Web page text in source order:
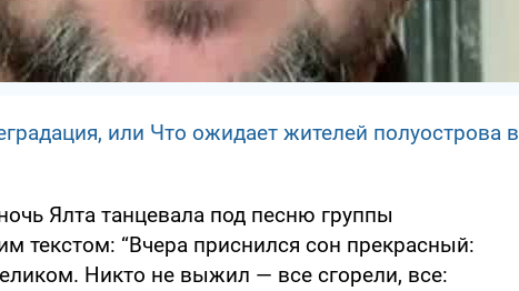
или Что ожидает жителей полуострова в
Ялта танцевала под песню группы
текстом: “Вчера приснился сон прекрасный:
Никто не выжил — все сгорели, все: